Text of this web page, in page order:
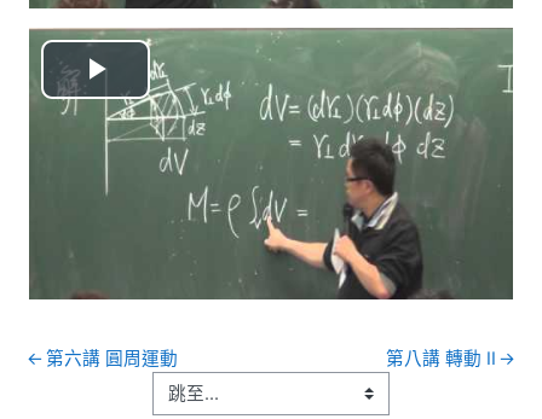
播
放
视
←第六講 圓周運動 第八講 轉動 II →